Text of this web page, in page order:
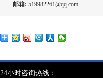
邮箱: 519982261@qq.com
24小时咨询热线：